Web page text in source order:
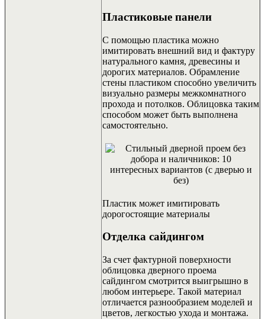
Пластиковые панели
С помощью пластика можно
имитировать внешний вид и фактуру
натурального камня, древесины и
дорогих материалов. Обрамление
стены пластиком способно увеличить
визуально размеры межкомнатного
прохода и потолков. Облицовка таким
способом может быть выполнена
самостоятельно.
Пластик может имитировать
дорогостоящие материалы
Отделка сайдингом
За счет фактурной поверхности
облицовка дверного проема
сайдингом смотрится выигрышно в
любом интерьере. Такой материал
отличается разнообразием моделей и
цветов, легкостью ухода и монтажа.